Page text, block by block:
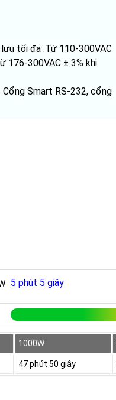
lưu tối đa :Từ 110-300VAC
176-300VAC ± 3% khi
Smart RS-232, cổng
5 phút 5 giây
1000W
47 phút 50 giây